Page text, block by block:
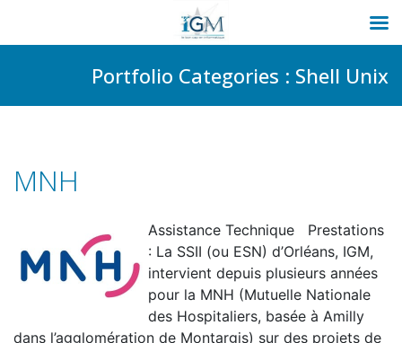
Portfolio Categories : Shell Unix
MNH
Assistance Technique Prestations
: La SSII (ou ESN) d’Orléans, IGM,
intervient depuis plusieurs années
pour la MNH (Mutuelle Nationale
des Hospitaliers, basée à Amilly
dans l’agglomération de Montargis) sur des projets de